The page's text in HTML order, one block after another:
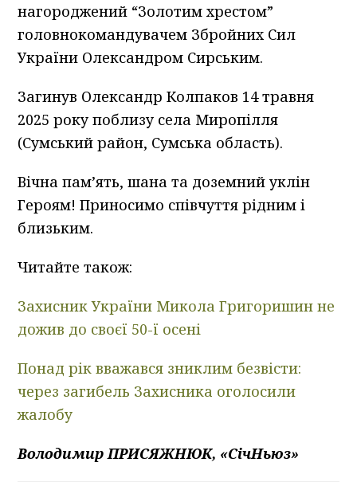
нагороджений “Золотим хрестом”
головнокомандувачем Збройних Сил
України Олександром Сирським.
Загинув Олександр Колпаков 14 травня
2025 року поблизу села Миропілля
(Сумський район, Сумська область).
Вічна пам’ять, шана та доземний уклін
Героям! Приносимо співчуття рідним і
близьким.
Читайте також:
Захисник України Микола Григоришин не
дожив до своєї 50-ї осені
Понад рік вважався зниклим безвісти:
через загибель Захисника оголосили
жалобу
Володимир ПРИСЯЖНЮК, «СічНьюз»